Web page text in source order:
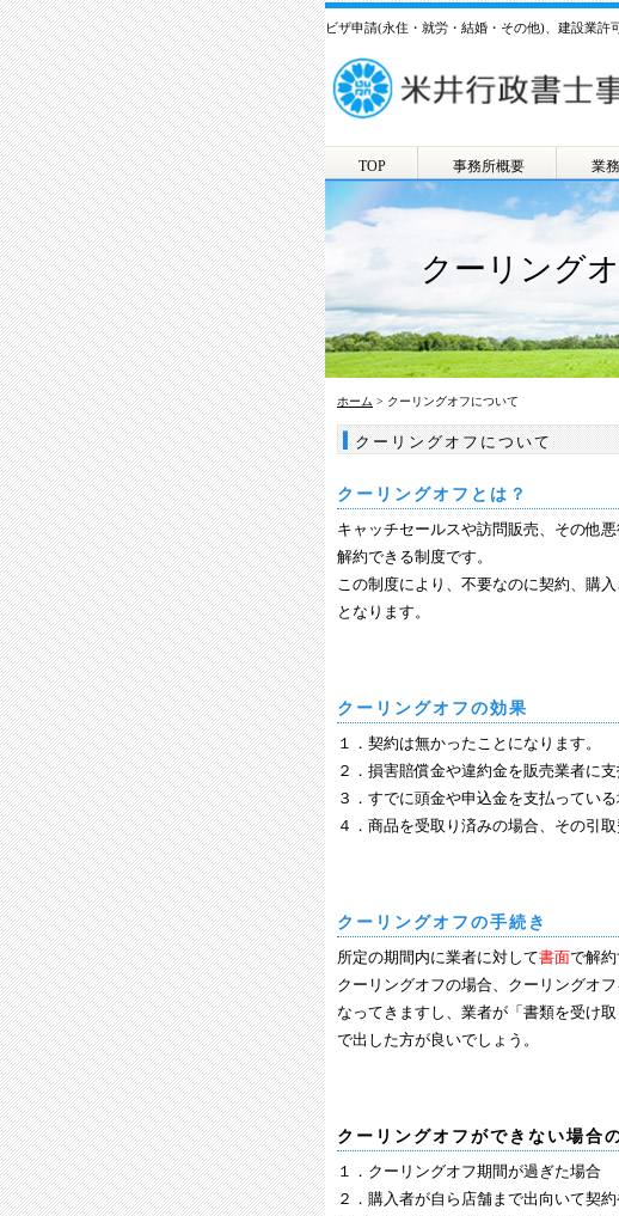
ビザ申請(永住・就労・結婚・その他)、建設業許
TOP 事務所概要 業
クーリング
ホーム > クーリングオフについて
クーリングオフについて
クーリングオフとは？
キャッチセールスや訪問販売、その他
解約できる制度です。
この制度により、不要なのに契約、購
となります。
クーリングオフの効果
１．契約は無かったことになります。
２．損害賠償金や違約金を販売業者に支
３．すでに頭金や申込金を支払ってい
４．商品を受取り済みの場合、その引
クーリングオフの手続き
所定の期間内に業者に対して書面で解約
クーリングオフの場合、クーリングオ
なってきますし、業者が「書類を受け
で出した方が良いでしょう。
クーリングオフができない場合
１．クーリングオフ期間が過ぎた場合
２．購入者が自ら店舗まで出向いて契